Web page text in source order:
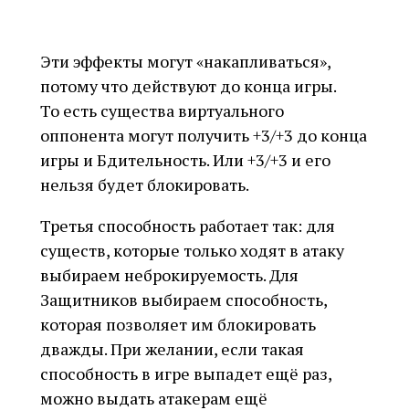
Эти эффекты могут «накапливаться»,
потому что действуют до конца игры.
То есть существа виртуального
оппонента могут получить +3/+3 до конца
игры и Бдительность. Или +3/+3 и его
нельзя будет блокировать.
Третья способность работает так: для
существ, которые только ходят в атаку
выбираем неброкируемость. Для
Защитников выбираем способность,
которая позволяет им блокировать
дважды. При желании, если такая
способность в игре выпадет ещё раз,
можно выдать атакерам ещё